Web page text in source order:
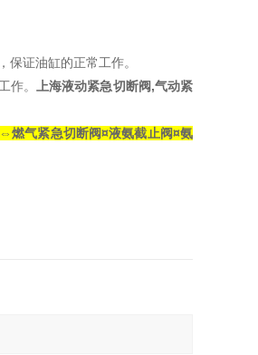
证油缸的正常工作。
作。
上海液动紧急切断阀,气动紧
气紧急切断阀¤液氨截止阀¤氨